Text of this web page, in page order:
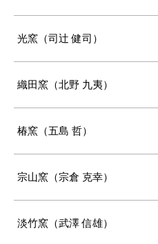
光窯（司辻 健司）
織田窯（北野 九夷）
椿窯（五島 哲）
宗山窯（宗倉 克幸）
淡竹窯（武澤 信雄）